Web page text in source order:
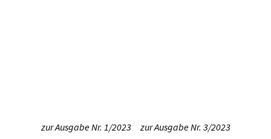
zur Ausgabe Nr. 1/2023 zur Ausgabe Nr. 3/2023